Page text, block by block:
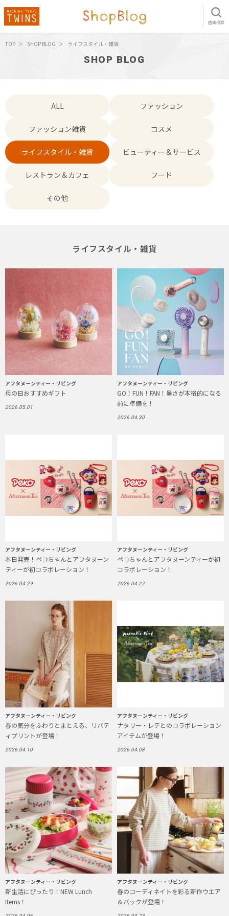
店舗検索
TOP SHOP BLOG ライフスタイル・雑貨
SHOP BLOG
ALL ファッション
ファッション雑貨 コスメ
ライフスタイル・雑貨 ビューティー＆サービス
レストラン＆カフェ フード
その他
ライフスタイル・雑貨
アフタヌーンティー・リビング
母の日おすすめギフト
2026.05.01
アフタヌーンティー・リビング
GO！FUN！FAN！暑さが本格的になる
前に準備を！
2026.04.30
アフタヌーンティー・リビング
本日発売！ペコちゃんとアフタヌーン
ティーが初コラボレーション！
2026.04.29
アフタヌーンティー・リビング
ペコちゃんとアフタヌーンティーが初
コラボレーション！
2026.04.22
アフタヌーンティー・リビング
春の気分をふわりとまとえる、リバテ
ィプリントが登場！
2026.04.10
アフタヌーンティー・リビング
ナタリー・レテとのコラボレーション
アイテムが登場！
2026.04.08
アフタヌーンティー・リビング
新生活にぴったり！NEW Lunch
Items！
アフタヌーンティー・リビング
春のコーディネイトを彩る新作ウエア
＆バックが登場！